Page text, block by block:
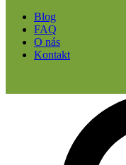
Blog
FAQ
O nás
Kontakt